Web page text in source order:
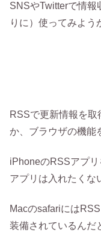
SNSやTwitterで情報
りに）使ってみよう
RSSで更新情報を取
か、ブラウザの機能
iPhoneのRSSアプ
アプリは入れたくな
Macのsafariには
装備されているんだ